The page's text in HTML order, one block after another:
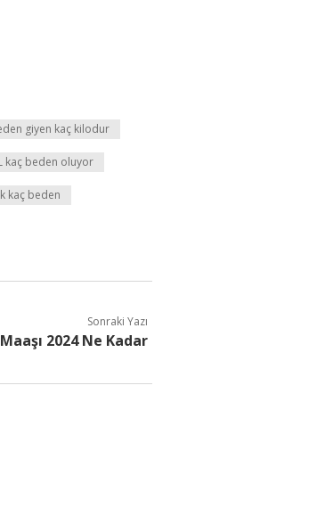
giyen kaç kilodur
kaç beden oluyor
kaç beden
Sonraki Yazı
2024 Ne Kadar